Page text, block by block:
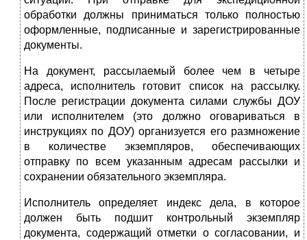
обработки должны приниматься только полностью
оформленные, подписанные и зарегистриро­ванные
документы.
На документ, рассылаемый более чем в четыре
адреса, испол­нитель готовит список на рассылку.
После регистрации документа силами службы ДОУ
или исполнителем (это должно оговаривать­ся в
инструкциях по ДОУ) организуется его размножение
в коли­честве экземпляров, обеспечивающих
отправку по всем указанным адресам рассылки и
сохранении обязательного экземпляра.
Исполнитель определяет индекс дела, в которое
должен быть подшит контрольный экземпляр
документа, содержащий отметки о согласовании, и